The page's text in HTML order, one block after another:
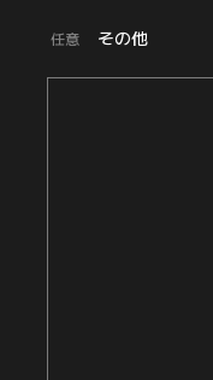
任意 その他